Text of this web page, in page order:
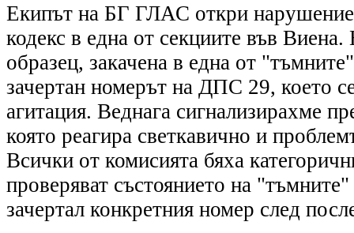
Екипът на БГ ГЛАС откри
кодекс в една от секциите във
образец, закачена в една от
зачертан номерът на ДПС 29, което
агитация. Веднага сигнализирахме
която реагира светкавично и
Всички от комисията бяха
проверяват състоянието на
зачертал конкретния номер след